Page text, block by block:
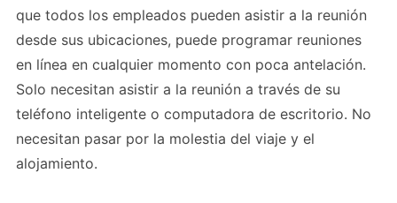
que todos los empleados pueden asistir a la reunión
desde sus ubicaciones, puede programar reuniones
en línea en cualquier momento con poca antelación.
Solo necesitan asistir a la reunión a través de su
teléfono inteligente o computadora de escritorio. No
necesitan pasar por la molestia del viaje y el
alojamiento.